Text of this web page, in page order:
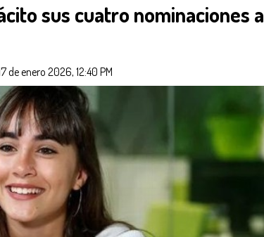
sus cuatro nominaciones a
de enero 2026, 12:40 PM